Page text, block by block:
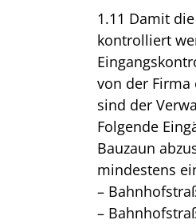
1.11 Damit
kontrolliert
von der
sind der
Folgende
Bauzaun
mindestens
–
–